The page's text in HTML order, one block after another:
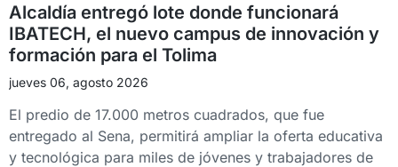
Alcaldía entregó lote donde funcionará
IBATECH, el nuevo campus de innovación y
formación para el Tolima
jueves 06, agosto 2026
El predio de 17.000 metros cuadrados, que fue
entregado al Sena, permitirá ampliar la oferta educativa
y tecnológica para miles de jóvenes y trabajadores de